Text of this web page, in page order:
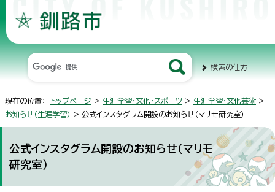
検索の仕方
現在の位置： トップページ > 生涯学習・文化・スポーツ > 生涯学習・文化芸術 >
お知らせ（生涯学習） > 公式インスタグラム開設のお知らせ（マリモ研究室）
公式インスタグラム開設のお知らせ（マリモ
研究室）